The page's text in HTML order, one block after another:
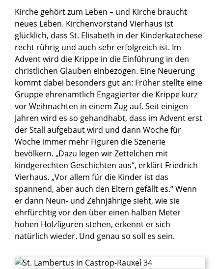
© Besim Mazhiqi / Erzbistum Paderborn
Kirche gehört zum Leben – und Kirche braucht
neues Leben. Kirchenvorstand Vierhaus ist
glücklich, dass St. Elisabeth in der Kinderkatechese
recht rührig und auch sehr erfolgreich ist. Im
Advent wird die Krippe in die Einführung in den
christlichen Glauben einbezogen. Eine Neuerung
kommt dabei besonders gut an: Früher stellte eine
Gruppe ehrenamtlich Engagierter die Krippe kurz
vor Weihnachten in einem Zug auf. Seit einigen
Jahren wird es so gehandhabt, dass im Advent erst
der Stall aufgebaut wird und dann Woche für
Woche immer mehr Figuren die Szenerie
bevölkern. „Dazu legen wir Zettelchen mit
kindgerechten Geschichten aus“, erklärt Friedrich
Vierhaus. „Vor allem für die Kinder ist das
spannend, aber auch den Eltern gefällt es.“ Wenn
er dann Neun- und Zehnjährige sieht, wie sie
ehrfürchtig vor den über einen halben Meter
hohen Holzfiguren stehen, erkennt er sich
natürlich wieder. Und genau so soll es sein.